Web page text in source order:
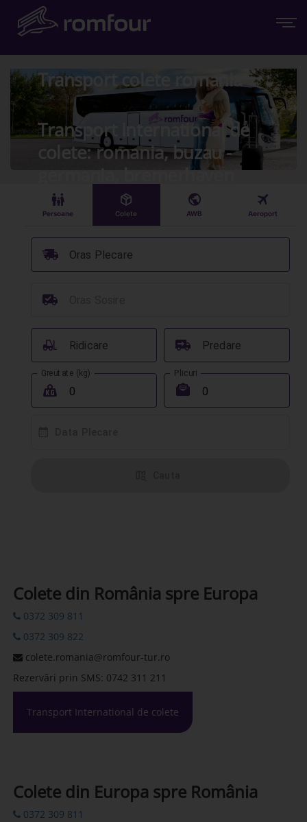
Transport colete romania
Transport International de
colete: romania, buzau -
germania, bremerhaven
󱠣
Persoane
󰏗
Colete
󰇧
AWB
󰀝
Aeroport
Oras Plecare
󰞈
󰳔
Ridicare
󰟉 Predare
󰔾
Greutate (kg)
󰖢
Plicuri
󰾱
Colete din România spre Europa
0372 309 811
0372 309 822
colete.romania@romfour-tur.ro
Rezervări prin SMS: 0742 311 211
Transport International de colete
Colete din Europa spre România
0372 309 811